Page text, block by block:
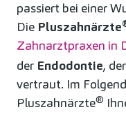
passiert bei einer
Die Pluszahnärzte
Zahnarztpraxen in
der Endodontie,
vertraut. Im
Pluszahnärzte®